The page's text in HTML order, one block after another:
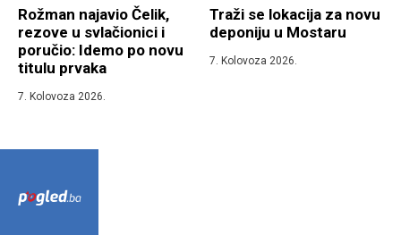
Rožman najavio Čelik,
rezove u svlačionici i
poručio: Idemo po novu
titulu prvaka
7. Kolovoza 2026.
Traži se lokacija za novu
deponiju u Mostaru
7. Kolovoza 2026.